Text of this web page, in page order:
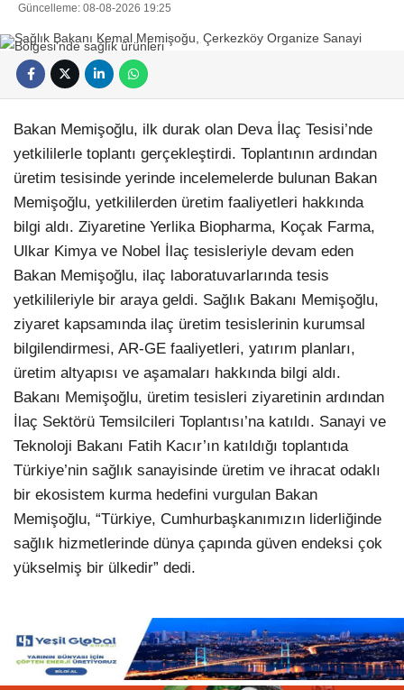
Güncelleme: 08-08-2026 19:25
Bakan Memişoğlu, ilk durak olan Deva İlaç Tesisi’nde
yetkililerle toplantı gerçekleştirdi. Toplantının ardından
üretim tesisinde yerinde incelemelerde bulunan Bakan
Memişoğlu, yetkililerden üretim faaliyetleri hakkında
bilgi aldı. Ziyaretine Yerlika Biopharma, Koçak Farma,
Ulkar Kimya ve Nobel İlaç tesisleriyle devam eden
Bakan Memişoğlu, ilaç laboratuvarlarında tesis
yetkilileriyle bir araya geldi. Sağlık Bakanı Memişoğlu,
ziyaret kapsamında ilaç üretim tesislerinin kurumsal
bilgilendirmesi, AR-GE faaliyetleri, yatırım planları,
üretim altyapısı ve aşamaları hakkında bilgi aldı.
Bakanı Memişoğlu, üretim tesisleri ziyaretinin ardından
İlaç Sektörü Temsilcileri Toplantısı’na katıldı. Sanayi ve
Teknoloji Bakanı Fatih Kacır’ın katıldığı toplantıda
Türkiye’nin sağlık sanayisinde üretim ve ihracat odaklı
bir ekosistem kurma hedefini vurgulan Bakan
Memişoğlu, “Türkiye, Cumhurbaşkanımızın liderliğinde
sağlık hizmetlerinde dünya çapında güven endeksi çok
yükselmiş bir ülkedir” dedi.